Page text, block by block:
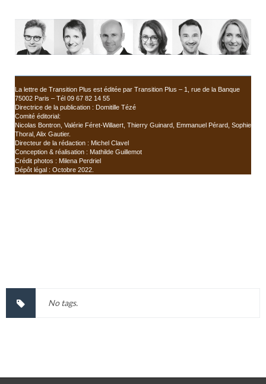
La lettre de Transition Plus est éditée par Transition Plus – 1, rue de la Banque
75002 Paris – Tél 09 67 82 14 55
Directrice de la publication : Domitille Tézé
Comité éditorial:
Nicolas Bontron, Valérie Féret-Willaert, Thierry Guinard, Emmanuel Pérard, Sophie
Thoral, Alix Gautier.
Directeur de la rédaction : Michel Clavel
Conception & réalisation : Mathilde Guillemot
Crédit photos : Milena Perdriel
Dépôt légal : Octobre 2022.
No tags.